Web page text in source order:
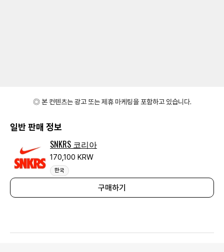
◎ 본 컨텐츠는 광고 또는 제휴 마케팅을 포함하고 있습니다.
일반 판매 정보
SNKRS 코리아
170,100 KRW
한국
구매하기